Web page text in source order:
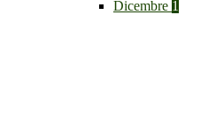
Dicembre 1